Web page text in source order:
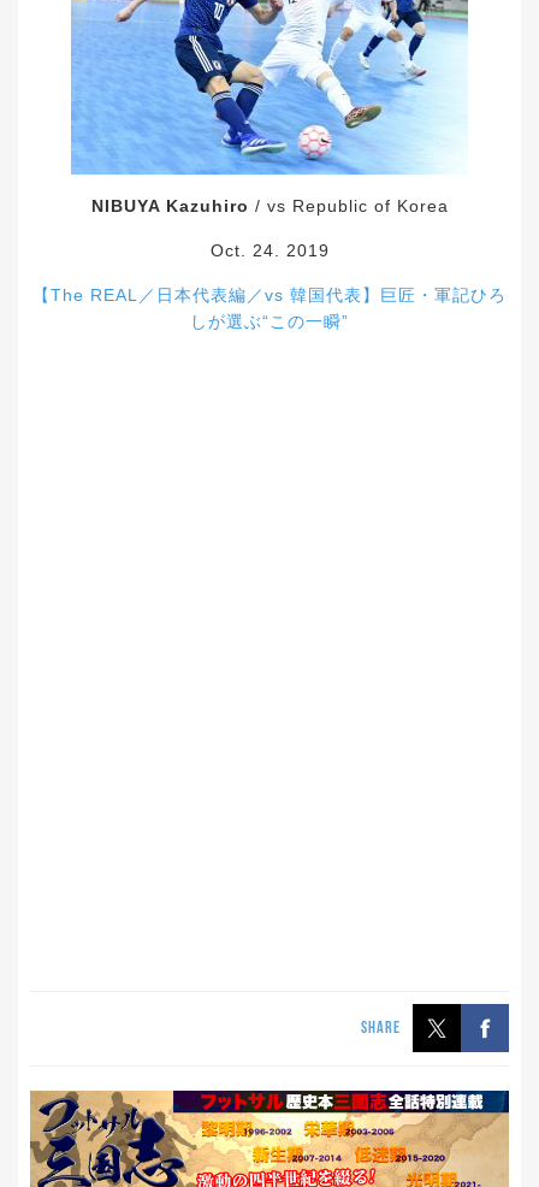
NIBUYA Kazuhiro / vs Republic of Korea
Oct. 24. 2019
【The REAL／日本代表編／vs 韓国代表】巨匠・軍記ひろ
しが選ぶ“この一瞬”
SHARE